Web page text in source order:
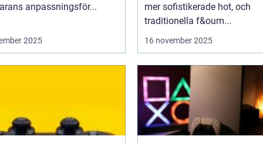
anpassningsför...
2025
mer sofistikerade hot, och
traditionella f&oum...
16 november 2025